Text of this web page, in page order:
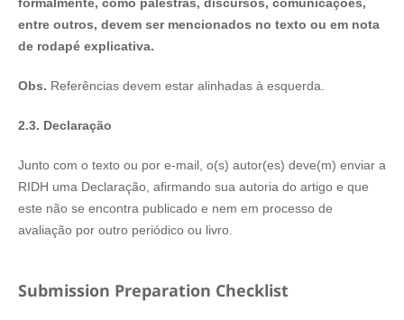
formalmente, como palestras, discursos, comunicações,
entre outros, devem ser mencionados no texto ou em nota
de rodapé explicativa.
Obs. Referências devem estar alinhadas à esquerda.
2.3. Declaração
Junto com o texto ou por e-mail, o(s) autor(es) deve(m) enviar a
RIDH uma Declaração, afirmando sua autoria do artigo e que
este não se encontra publicado e nem em processo de
avaliação por outro periódico ou livro.
Submission Preparation Checklist